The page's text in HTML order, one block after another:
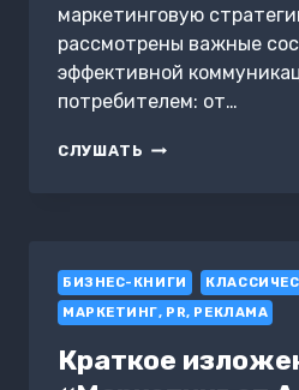
маркетинговую
рассмотрены важные
эффективной
потребителем: от…
СЛУШАТЬ МАРКЕТИНГ
БИЗНЕС-КНИГИ
МАРКЕТИНГ, PR, РЕКЛАМА
Краткое